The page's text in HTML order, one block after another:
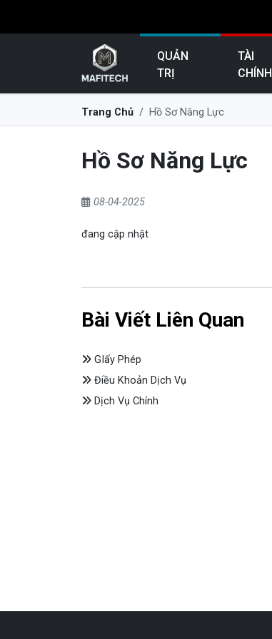
QUẢN
TRỊ
TÀI
CHÍNH
Trang Chủ Hồ Sơ Năng Lực
Hồ Sơ Năng Lực
08-04-2025
đang cập nhật
Bài Viết Liên Quan
GIấy Phép
Điều Khoản Dịch Vụ
Dịch Vụ Chính